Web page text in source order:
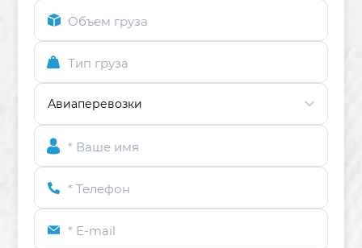
Объем груза
Тип груза
* Ваше имя
* Телефон
* E-mail